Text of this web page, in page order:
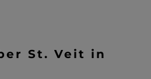
St. Veit in